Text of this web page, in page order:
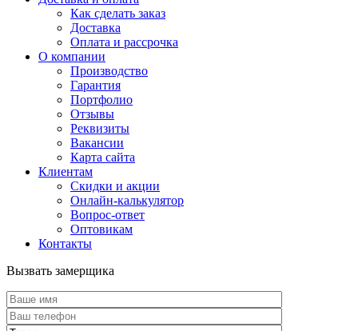
Как сделать заказ
Доставка
Оплата и рассрочка
О компании
Производство
Гарантия
Портфолио
Отзывы
Реквизиты
Вакансии
Карта сайта
Клиентам
Скидки и акции
Онлайн-калькулятор
Вопрос-ответ
Оптовикам
Контакты
Вызвать замерщика